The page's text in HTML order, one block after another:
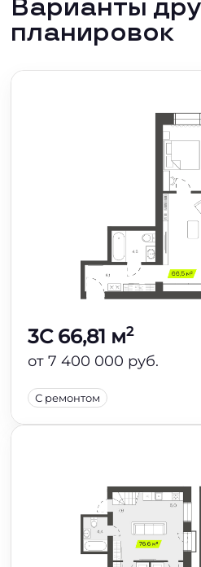
Варианты
планировок
3C 66,81 м2
от 7 400 000 руб.
С ремонтом